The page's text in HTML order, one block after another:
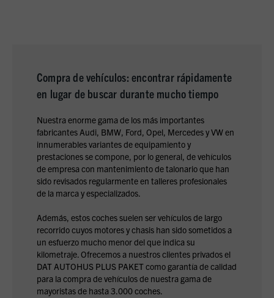
Compra de vehículos: encontrar rápidamente
en lugar de buscar durante mucho tiempo
Nuestra enorme gama de los más importantes
fabricantes Audi, BMW, Ford, Opel, Mercedes y VW en
innumerables variantes de equipamiento y
prestaciones se compone, por lo general, de vehículos
de empresa con mantenimiento de talonario que han
sido revisados regularmente en talleres profesionales
de la marca y especializados.
Además, estos coches suelen ser vehículos de largo
recorrido cuyos motores y chasis han sido sometidos a
un esfuerzo mucho menor del que indica su
kilometraje. Ofrecemos a nuestros clientes privados el
DAT AUTOHUS PLUS PAKET como garantía de calidad
para la compra de vehículos de nuestra gama de
mayoristas de hasta 3.000 coches.